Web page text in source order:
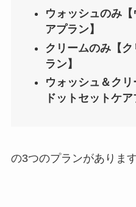
ウォッシュのみ
アプラン】
クリームのみ【
ラン】
ウォッシュ＆ク
ドットセットケア
の3つのプランがあります